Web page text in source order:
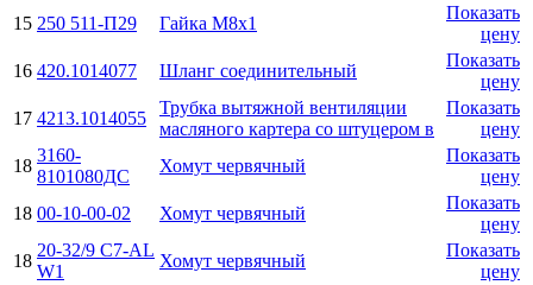
15 250 511-П29 Гайка М8х1
Показать
цену
16 420.1014077 Шланг соединительный
Показать
цену
17 4213.1014055
Трубка вытяжной вентиляции
масляного картера со штуцером в
Показать
цену
18
3160-
8101080ДС
Хомут червячный
Показать
цену
18 00-10-00-02 Хомут червячный
Показать
цену
18
20-32/9 C7-AL
W1
Хомут червячный
Показать
цену